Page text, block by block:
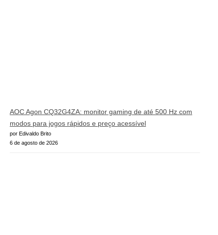
AOC Agon CQ32G4ZA: monitor gaming de até 500 Hz com
modos para jogos rápidos e preço acessível
por Edivaldo Brito
6 de agosto de 2026